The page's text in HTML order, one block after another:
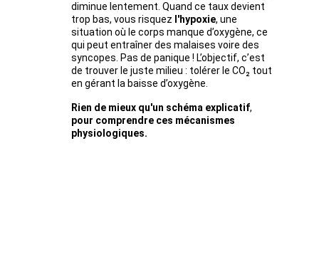
diminue lentement. Quand ce taux devient
trop bas, vous risquez l'hypoxie, une
situation où le corps manque d’oxygène, ce
qui peut entraîner des malaises voire des
syncopes. Pas de panique ! L’objectif, c’est
de trouver le juste milieu : tolérer le CO₂ tout
en gérant la baisse d’oxygène.
Rien de mieux qu'un schéma explicatif,
pour comprendre ces mécanismes
physiologiques.